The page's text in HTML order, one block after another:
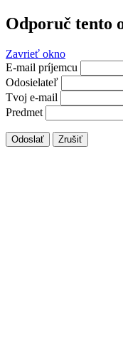
Odporuč tento
Zavrieť okno
E-mail príjemcu
Odosielateľ
Tvoj e-mail
Predmet
Odoslať Zrušiť